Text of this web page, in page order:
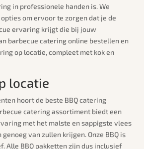
in professionele handen is. We
om ervoor te zorgen dat je de
ervaring krijgt die bij jouw
barbecue catering online bestellen en
op locatie, compleet met kok en
locatie
hoort de beste BBQ catering
catering assortiment biedt een
met het malste en sappigste vlees
van zullen krijgen. Onze BBQ is
Alle BBQ pakketten zijn dus inclusief